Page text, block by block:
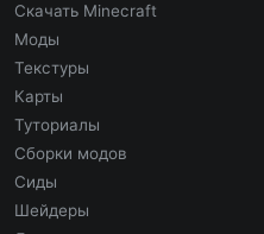
Скачать Minecraft
Моды
Текстуры
Карты
Туториалы
Сборки модов
Сиды
Шейдеры